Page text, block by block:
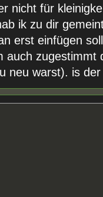
nicht für
ik zu dir
erst einfügen
auch zugestimmt
neu warst). is